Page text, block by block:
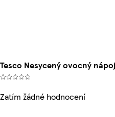
Tesco Nesycený ovocný
Zatím žádné hodnocení